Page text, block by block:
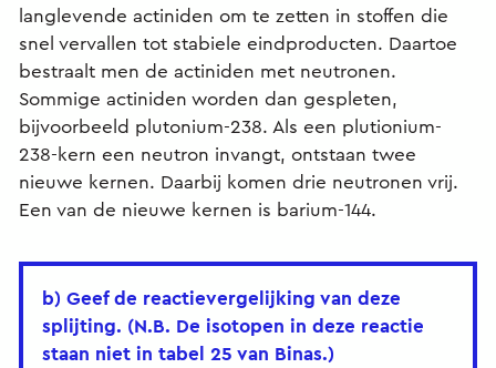
langlevende actiniden om te zetten in stoffen die
snel vervallen tot stabiele eindproducten. Daartoe
bestraalt men de actiniden met neutronen.
Sommige actiniden worden dan gespleten,
bijvoorbeeld plutonium-238. Als een plutionium-
238-kern een neutron invangt, ontstaan twee
nieuwe kernen. Daarbij komen drie neutronen vrij.
Een van de nieuwe kernen is barium-144.
b) Geef de reactievergelijking van deze
splijting. (N.B. De isotopen in deze reactie
staan niet in tabel 25 van Binas.)